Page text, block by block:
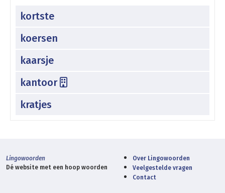
kortste
koersen
kaarsje
kantoor
kratjes
Lingowoorden
Dé website met een hoop woorden
Over Lingowoorden
Veelgestelde vragen
Contact